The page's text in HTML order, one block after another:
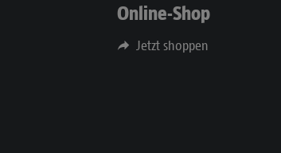
Online-Shop
Jetzt shoppen